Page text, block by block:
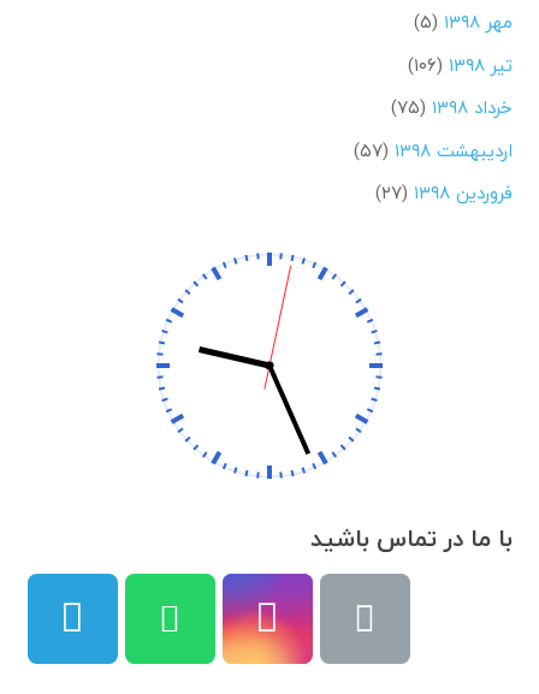
مهر ۱۳۹۸
(۵)
تیر ۱۳۹۸
(۱۰۶)
خرداد ۱۳۹۸
(۷۵)
اردیبهشت ۱۳۹۸
(۵۷)
فروردین ۱۳۹۸
(۲۷)
با ما در تماس باشید